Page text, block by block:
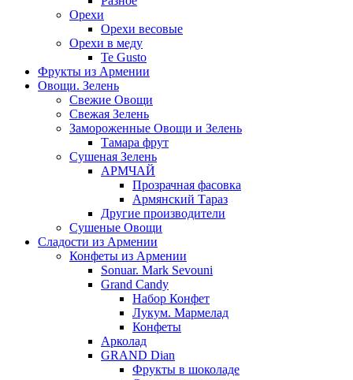
Орехи
Орехи весовые
Орехи в меду
Te Gusto
Фрукты из Армении
Овощи. Зелень
Свежие Овощи
Свежая Зелень
Замороженные Овощи и Зелень
Тамара фрут
Сушеная Зелень
АРМЧАЙ
Прозрачная фасовка
Армянский Тараз
Другие производители
Сушеные Овощи
Сладости из Армении
Конфеты из Армении
Sonuar. Mark Sevouni
Grand Candy
Набор Конфет
Лукум. Мармелад
Конфеты
Арколад
GRAND Dian
Фрукты в шоколаде